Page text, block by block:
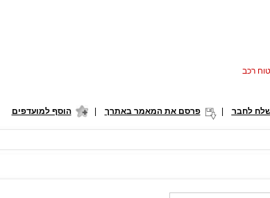
רכב
לחבר פרסם את המאמר באתרך | הוסף למועדפים